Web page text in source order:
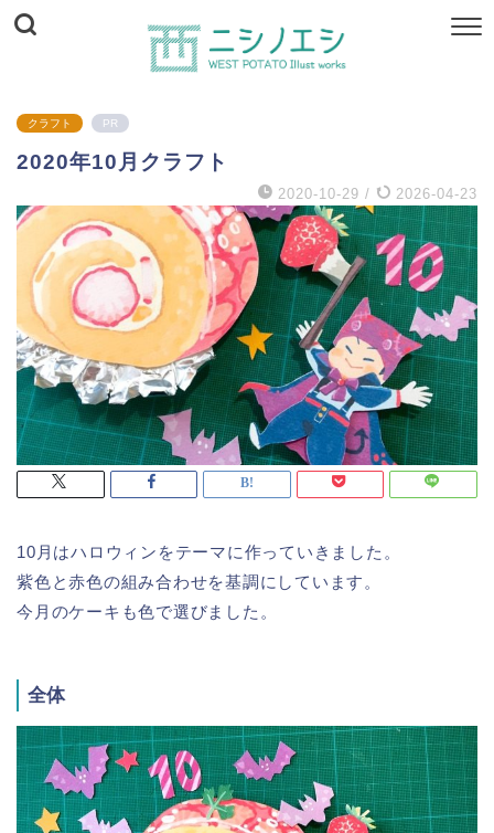
クラフト PR
2020年10月クラフト
2020-10-29 / 2026-04-23
10月はハロウィンをテーマに作っていきました。
紫色と赤色の組み合わせを基調にしています。
今月のケーキも色で選びました。
全体